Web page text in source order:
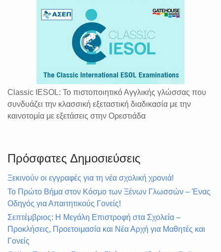
Classic IESOL: Το πιστοποιητικό Αγγλικής γλώσσας που
συνδυάζει την κλασσική εξεταστική διαδικασία με την
καινοτομία με εξετάσεις στην Ορεστιάδα
Πρόσφατες Δημοσιεύσεις
Ξεκινούν οι εγγραφές για τη νέα σχολική χρονιά!
Το Πρώτο Βήμα στον Κόσμο των Ξένων Γλωσσών – Ένας
Οδηγός για Απαιτητικούς Γονείς!
Σεπτέμβριος: Η Μεγάλη Επιστροφή στα Σχολεία –
Προκλήσεις, Προετοιμασία και Νέα Αρχή για Μαθητές και
Γονείς